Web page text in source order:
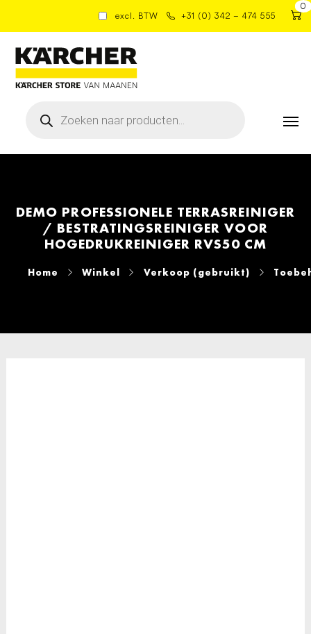
excl. BTW +31 (0) 342 – 474 555
0
zoeken
DEMO PROFESSIONELE TERRASREINIGER
/ BESTRATINGSREINIGER VOOR
HOGEDRUKREINIGER RVS50 CM
Home Winkel Verkoop (gebruikt)